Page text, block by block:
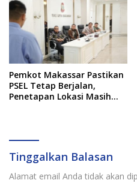
Pemkot Makassar Pastikan
PSEL Tetap Berjalan,
Penetapan Lokasi Masih
Tinggalkan Balasan
Alamat email Anda tidak akan